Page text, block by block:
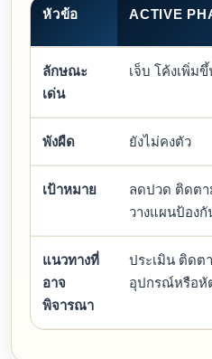
หัวข้อ ACTIVE
ลักษณะ
เด่น
เจ็บ โค้งเพิ่ม
พังผืด ยังไม่คงตัว
เป้าหมาย
ลดปวด ติดตา
วางแผนป้อง
แนวทางที่
อาจ
พิจารณา
ประเมิน ติดต
อุปกรณ์หรือหั